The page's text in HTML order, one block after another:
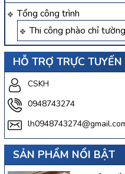
Tổng công trình
Thi công phào chỉ
HỖ TRỢ TRỰC TUYẾN
CSKH
0948743274
SẢN PHẨM NỔI BẬT